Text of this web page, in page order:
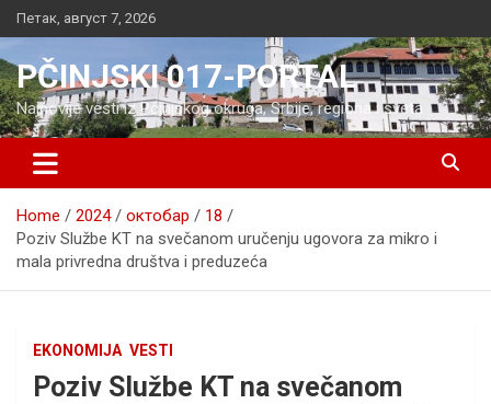
Skip
to
content
Петак, август 7, 2026
PČINJSKI 017-PORTAL
Najnovije vesti iz Pčinjskog okruga, Srbije, regiona i sveta
Home 2024 октобар
18
Poziv Službe KT na svečanom uručenju ugovora za mikro i
mala privredna društva i preduzeća
EKONOMIJA VESTI
Poziv Službe KT na svečanom